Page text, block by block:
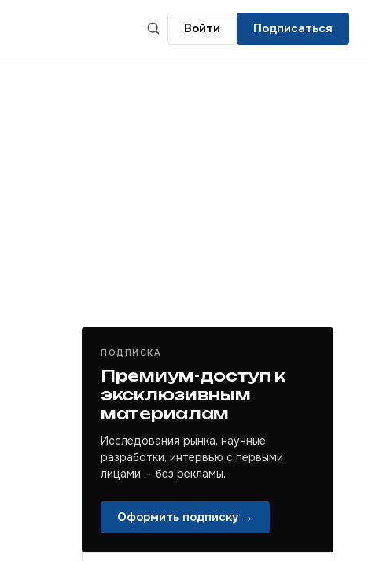
Войти Подписаться
ПОДПИСКА
Премиум-доступ к
эксклюзивным
материалам
Исследования рынка, научные
разработки, интервью с первыми
лицами — без рекламы.
Оформить подписку →